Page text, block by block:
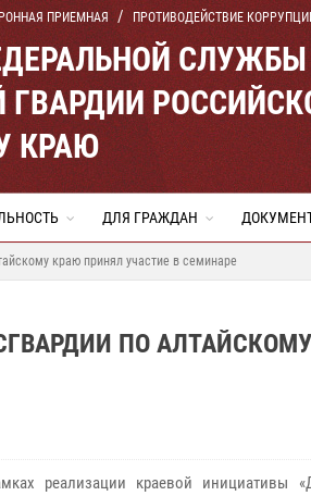
ПРИЕМНАЯ ПРОТИВОДЕЙСТВИЕ
КРАЮ
ДЛЯ ГРАЖДАН
краю принял участие в семинаре
ПО
реализации краевой инициативы